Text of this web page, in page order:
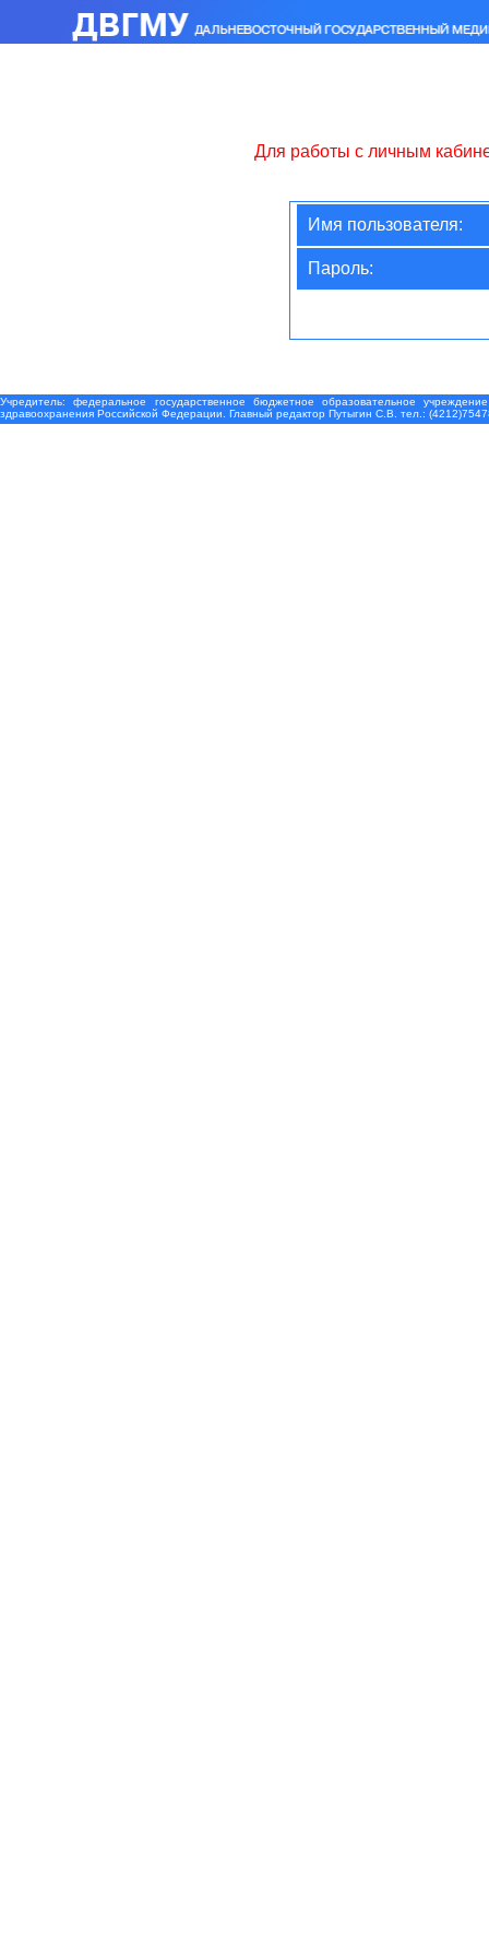
Для работы с личным
Имя пользователя:
Пароль:
Учредитель: федеральное государственное бюджетное образовательное
здравоохранения Российской Федерации. Главный редактор Путыгин С.В. тел.: